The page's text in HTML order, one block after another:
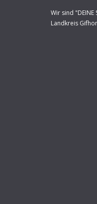
Wir sind "DEINE
Landkreis